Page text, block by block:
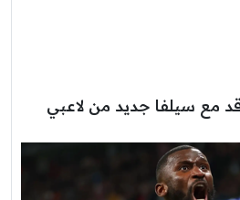
مع سيلفا جديد من لاعبي